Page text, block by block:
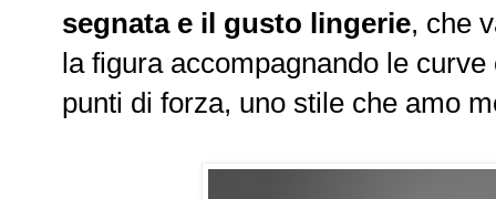
segnata e il gusto lingerie, che
la figura accompagnando le
punti di forza, uno stile che amo